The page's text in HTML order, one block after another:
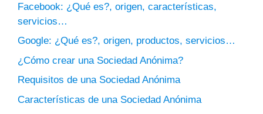
Facebook: ¿Qué es?, origen, características,
servicios…
Google: ¿Qué es?, origen, productos, servicios…
¿Cómo crear una Sociedad Anónima?
Requisitos de una Sociedad Anónima
Características de una Sociedad Anónima